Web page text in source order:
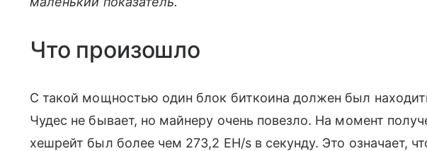
Что произошло
С такой мощностью один блок биткоина должен был
Чудес не бывает, но майнеру очень повезло. На момент
хешрейт был более чем 273,2 EH/s в секунду. Это означает,